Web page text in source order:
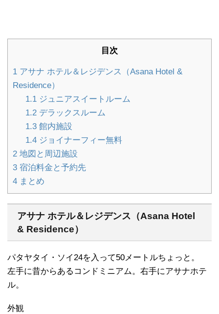
目次
1 アサナ ホテル＆レジデンス（Asana Hotel &
Residence）
1.1ジュニアスイートルーム
1.2デラックスルーム
1.3館内施設
1.4ジョイナーフィー無料
2 地図と周辺施設
3 宿泊料金と予約先
4 まとめ
アサナ ホテル＆レジデンス（Asana Hotel
& Residence）
パタヤタイ・ソイ24を入って50メートルちょっと。
左手に昔からあるコンドミニアム。右手にアサナホテ
ル。
外観